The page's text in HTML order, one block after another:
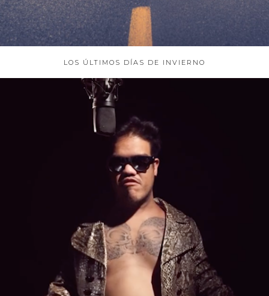
LOS ÚLTIMOS DÍAS DE INVIERNO